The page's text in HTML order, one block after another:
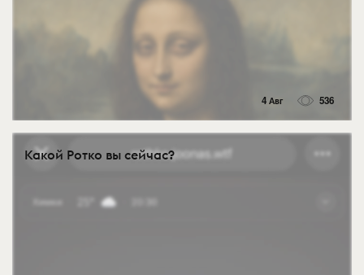
4 Авг 536
Какой Ротко вы сейчас?